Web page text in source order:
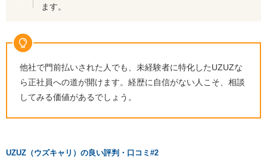
ます。
他社で門前払いされた人でも、未経験者に特化したUZUZな
ら正社員への道が開けます。経歴に自信がない人こそ、相談
してみる価値があるでしょう。
UZUZ（ウズキャリ）の良い評判・口コミ#2